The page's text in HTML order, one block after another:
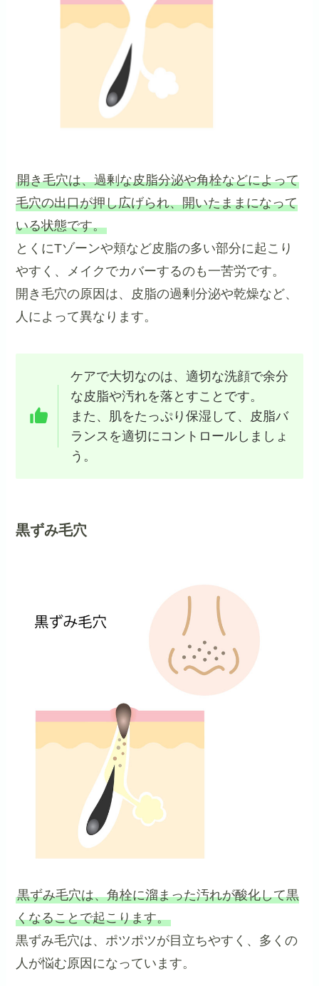
開き毛穴は、過剰な皮脂分泌や角栓などによって
毛穴の出口が押し広げられ、開いたままになって
いる状態です。
とくにTゾーンや頬など皮脂の多い部分に起こり
やすく、メイクでカバーするのも一苦労です。
開き毛穴の原因は、皮脂の過剰分泌や乾燥など、
人によって異なります。
ケアで大切なのは、適切な洗顔で余分
な皮脂や汚れを落とすことです。
また、肌をたっぷり保湿して、皮脂バ
ランスを適切にコントロールしましょ
う。
黒ずみ毛穴
黒ずみ毛穴は、角栓に溜まった汚れが酸化して黒
くなることで起こります。
黒ずみ毛穴は、ポツポツが目立ちやすく、多くの
人が悩む原因になっています。